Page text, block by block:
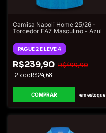
Camisa Napoli Home 25/26 -
Torcedor EA7 Masculino - Azul
PAGUE 2 E LEVE 4
R$239,90 R$499,90
12 xde R$24,68
COMPRAR em estoque